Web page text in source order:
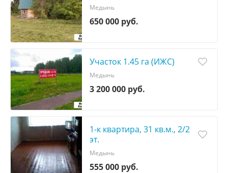
650 000 руб.
Медынь
Участок 1.45 га (ИЖС)
3 200 000 руб.
Медынь
1-к квартира, 31 кв.м., 2/2
эт.
555 000 руб.
Медынь